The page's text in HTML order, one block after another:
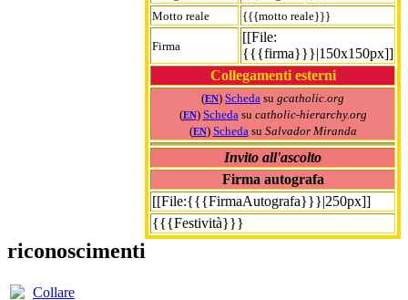
Motto reale
{{{motto reale}}}
Firma
[[File:
{{{firma}}}|150x150px]]
Collegamenti esterni
(EN) Scheda su gcatholic.org
(EN) Scheda su catholic-hierarchy.org
(EN) Scheda su Salvador Miranda
Invito all'ascolto
Firma autografa
[[File:{{{FirmaAutografa}}}|250px]]
{{{Festività}}}
riconoscimenti